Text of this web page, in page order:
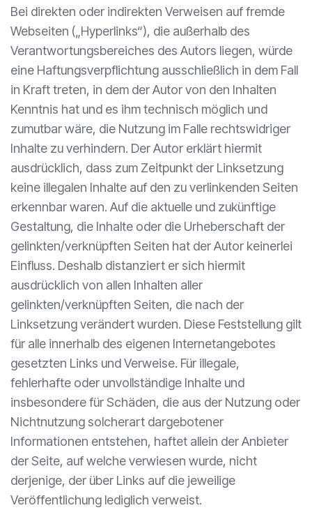
Bei direkten oder indirekten Verweisen auf fremde
Webseiten („Hyperlinks“), die außerhalb des
Verantwortungsbereiches des Autors liegen, würde
eine Haftungsverpflichtung ausschließlich in dem Fall
in Kraft treten, in dem der Autor von den Inhalten
Kenntnis hat und es ihm technisch möglich und
zumutbar wäre, die Nutzung im Falle rechtswidriger
Inhalte zu verhindern. Der Autor erklärt hiermit
ausdrücklich, dass zum Zeitpunkt der Linksetzung
keine illegalen Inhalte auf den zu verlinkenden Seiten
erkennbar waren. Auf die aktuelle und zukünftige
Gestaltung, die Inhalte oder die Urheberschaft der
gelinkten/verknüpften Seiten hat der Autor keinerlei
Einfluss. Deshalb distanziert er sich hiermit
ausdrücklich von allen Inhalten aller
gelinkten/verknüpften Seiten, die nach der
Linksetzung verändert wurden. Diese Feststellung gilt
für alle innerhalb des eigenen Internetangebotes
gesetzten Links und Verweise. Für illegale,
fehlerhafte oder unvollständige Inhalte und
insbesondere für Schäden, die aus der Nutzung oder
Nichtnutzung solcherart dargebotener
Informationen entstehen, haftet allein der Anbieter
der Seite, auf welche verwiesen wurde, nicht
derjenige, der über Links auf die jeweilige
Veröffentlichung lediglich verweist.